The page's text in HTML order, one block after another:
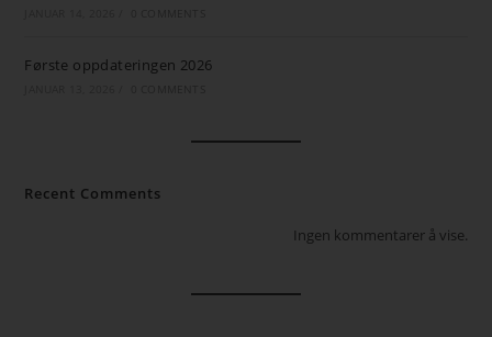
Første oppdateringen 2026
Recent Comments
Ingen kommentarer å vise.